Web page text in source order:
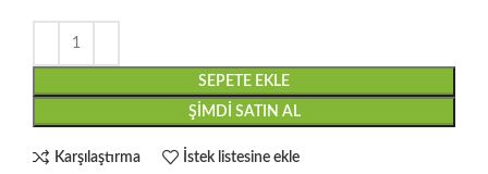
SEPETE EKLE
ŞIMDI SATIN AL
Karşılaştırma İstek listesine ekle